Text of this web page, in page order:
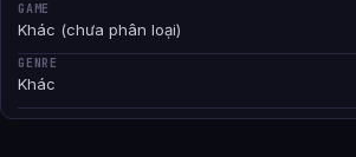
GAME
Khác (chưa phân loại)
GENRE
Khác